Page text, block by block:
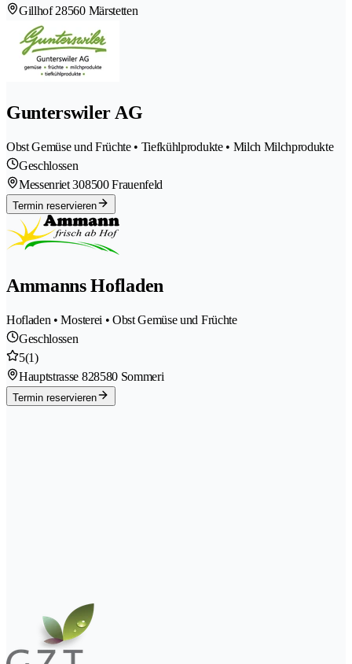
Gillhof 28560 Märstetten
Gunterswiler AG
Obst Gemüse und Früchte • Tiefkühlprodukte • Milch Milchprodukte
Geschlossen
Messenriet 308500 Frauenfeld
Termin reservieren
Ammanns Hofladen
Hofladen • Mosterei • Obst Gemüse und Früchte
Geschlossen
5(1)
Hauptstrasse 828580 Sommeri
Termin reservieren